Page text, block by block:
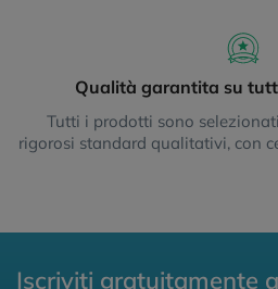
Qualità garantita su
Tutti i prodotti sono
rigorosi standard qualitativi, con
Iscriviti gratuitamente